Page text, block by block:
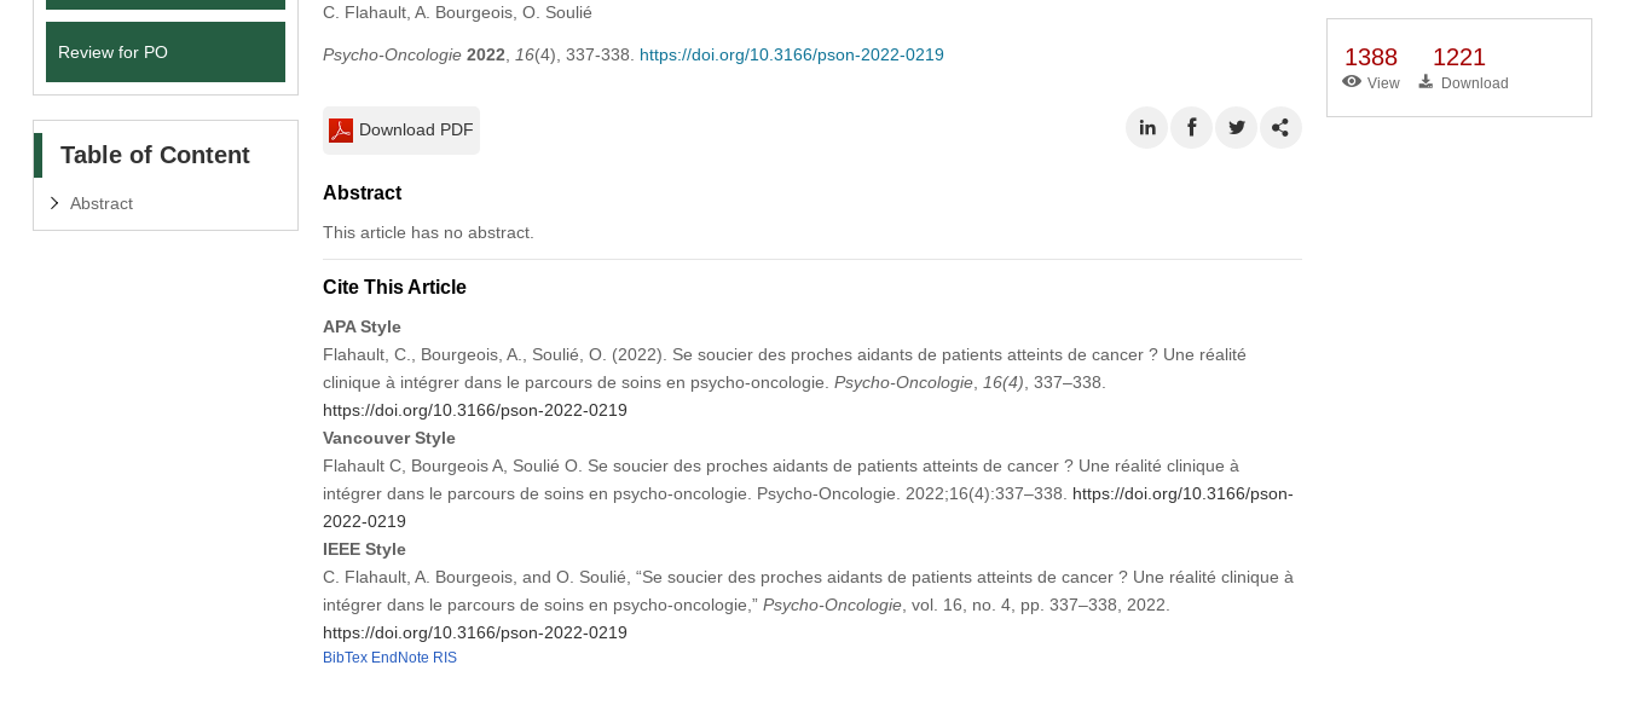
Review for PO
Table of Content
Abstract
C. Flahault, A. Bourgeois, O. Soulié
Psycho-Oncologie 2022 16(4), 337-338. https://doi.org/10.3166/pson-2022-0219
Download PDF
Abstract
This article has no abstract.
Cite This Article
APA Style
Flahault, C., Bourgeois, A., Soulié, O. (2022). Se soucier des proches aidants de patients atteints de cancer ? Une réalité
clinique à intégrer dans le parcours de soins en psycho-oncologie. Psycho-Oncologie, 16(4) , 337–338.
https://doi.org/10.3166/pson-2022-0219
Vancouver Style
Flahault C, Bourgeois A, Soulié O. Se soucier des proches aidants de patients atteints de cancer ? Une réalité clinique à
intégrer dans le parcours de soins en psycho-oncologie. Psycho-Oncologie. 2022;16(4):337–338. https://doi.org/10.3166/pson-
2022-0219
IEEE Style
C. Flahault, A. Bourgeois, and O. Soulié, “Se soucier des proches aidants de patients atteints de cancer ? Une réalité clinique à
intégrer dans le parcours de soins en psycho-oncologie,” Psycho-Oncologie, vol. 16, no. 4, pp. 337–338, 2022.
https://doi.org/10.3166/pson-2022-0219
BibTex EndNote RIS
1388
View
1221
Download